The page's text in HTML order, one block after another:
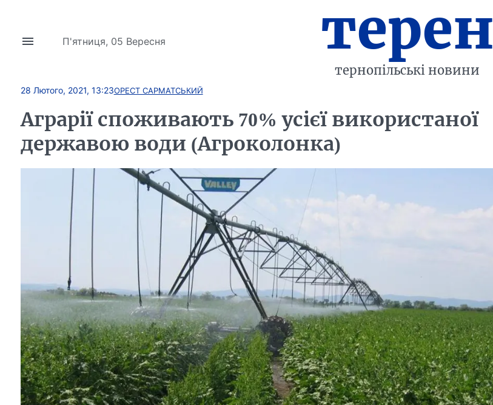
П'ятниця, 05 Вересня терен
тернопільські новини
28 Лютого, 2021, 13:23ОРЕСТ САРМАТСЬКИЙ
Аграрії споживають 70% усієї використаної
державою води (Агроколонка)